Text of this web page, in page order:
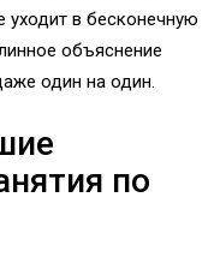
уходит в бесконечную
объяснение
один на один.
по